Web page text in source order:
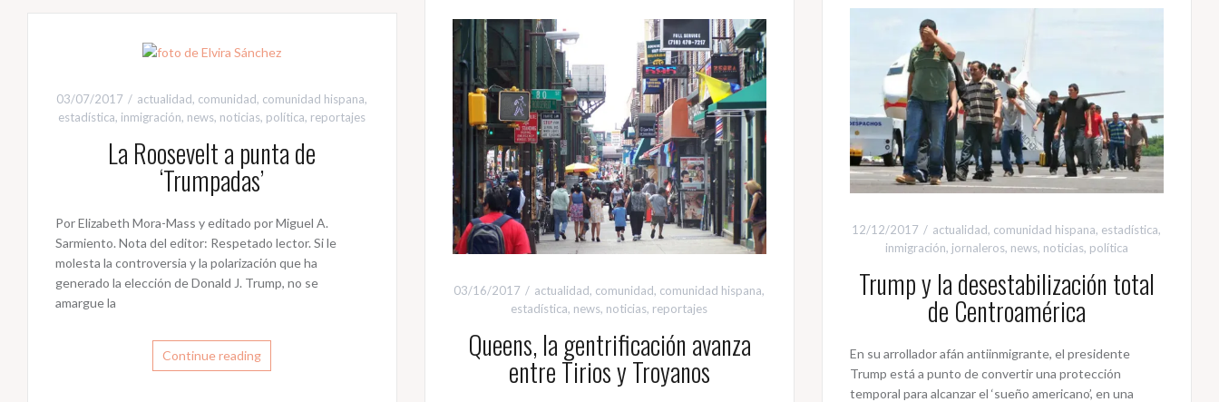
12/12/2017 actualidad, comunidad hispana, estadística,
inmigración, jornaleros, news, noticias, política
Trump y la desestabilización total
de Centroamérica
En su arrollador afán antiinmigrante, el presidente
Trump está a punto de convertir una protección
temporal para alcanzar el ‘sueño americano’, en una
03/16/2017 actualidad, comunidad, comunidad hispana,
estadística, news, noticias, reportajes
Queens, la gentrificación avanza
entre Tirios y Troyanos
03/07/2017 actualidad, comunidad, comunidad hispana,
estadística, inmigración, news, noticias, política, reportajes
La Roosevelt a punta de
‘Trumpadas’
Por Elizabeth Mora-Mass y editado por Miguel A.
Sarmiento. Nota del editor: Respetado lector. Si le
molesta la controversia y la polarización que ha
generado la elección de Donald J. Trump, no se
amargue la
Continue reading